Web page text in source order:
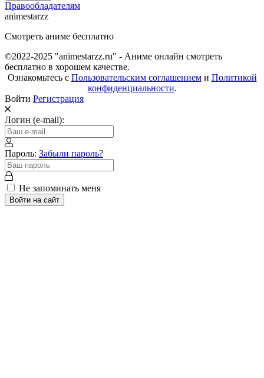
Правообладателям
animestarzz
Смотреть аниме бесплатно
©2022-2025 "animestarzz.ru" - Аниме онлайн смотреть
бесплатно в хорошем качестве.
Ознакомьтесь с Пользовательским соглашениеми Политикой
конфиденциальности.
Войти Регистрация
Логин (e-mail):
Пароль: Забыли пароль?
Не запоминать меня
Войти на сайт